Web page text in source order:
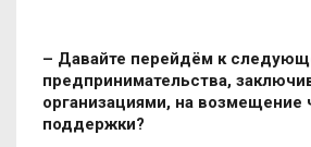
– Давайте перейдём к
предпринимательства,
организациями, на возмещение
поддержки?